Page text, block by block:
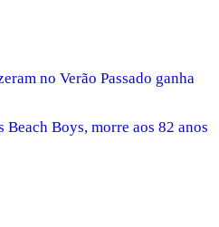
no Verão Passado ganha
Boys, morre aos 82 anos